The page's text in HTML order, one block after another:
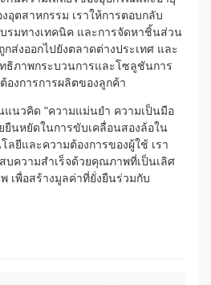
อุตสาหกรรม เราให้การตอบกลับ
รมทางเทคนิค และการจัดหาชิ้นส่วน
ส่งออกไปยังตลาดต่างประเทศ และ
ธิภาพกระบวนการและโซลูชันการ
องการการผลิตของลูกค้า
แนวคิด "ความแม่นยำ ความเป็นมือ
นหยัดในการขับเคลื่อนสองล้อใน
ยีและความต้องการของผู้ใช้ เรา
บความสำเร็จด้วยคุณภาพที่เป็นเลิศ
เพื่อสร้างมูลค่าที่ยั่งยืนร่วมกับ